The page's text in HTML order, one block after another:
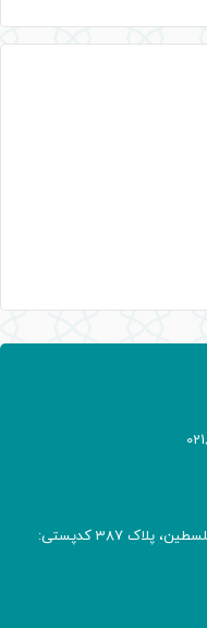
آدرس: پسـتی تهران، خیابان طالقانی، میدان فلسطین، پلاک 387 کدپستی: